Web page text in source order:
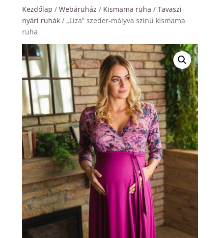
Kezdőlap / Webáruház / Kismama ruha / Tavaszi-
nyári ruhák/ „Liza” szeder-mályva színű kismama
ruha